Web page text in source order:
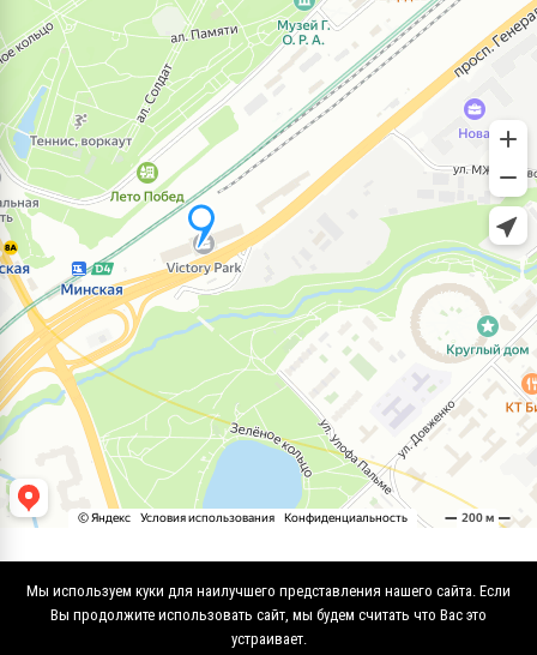
Мы используем куки для наилучшего представления нашего сайта. Если
Вы продолжите использовать сайт, мы будем считать что Вас это
устраивает.